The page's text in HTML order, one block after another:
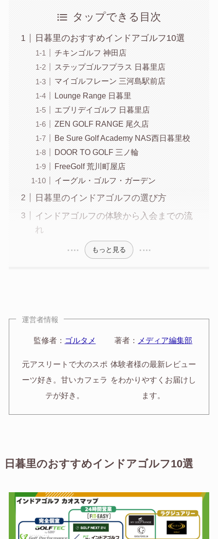
タップできる目次
日暮里のおすすめインドアゴルフ10選
チキンゴルフ 神田店
ステップゴルフプラス 日暮里店
マイゴルフレーン 三河島駅前店
Lounge Range 日暮里
エブリデイゴルフ 日暮里店
ZEN GOLF RANGE 尾久店
Be Sure Golf Academy NAS西日暮里校
DOOR TO GOLF 三ノ輪
FreeGolf 荒川町屋店
イーグル・ゴルフ・ガーデン
日暮里のインドアゴルフの選び方
インドアゴルフの体験から入会までの流
れ
もっと見る
運営者情報
監修者： ゴルタメ
元アスリートで大のスポ
ーツ好き。甘いカフェラ
テが好き。
著者： メディア編集部
体験者様の最新レビュー
をわかりやすくお届けし
ます。
日暮里のおすすめインドアゴルフ10選